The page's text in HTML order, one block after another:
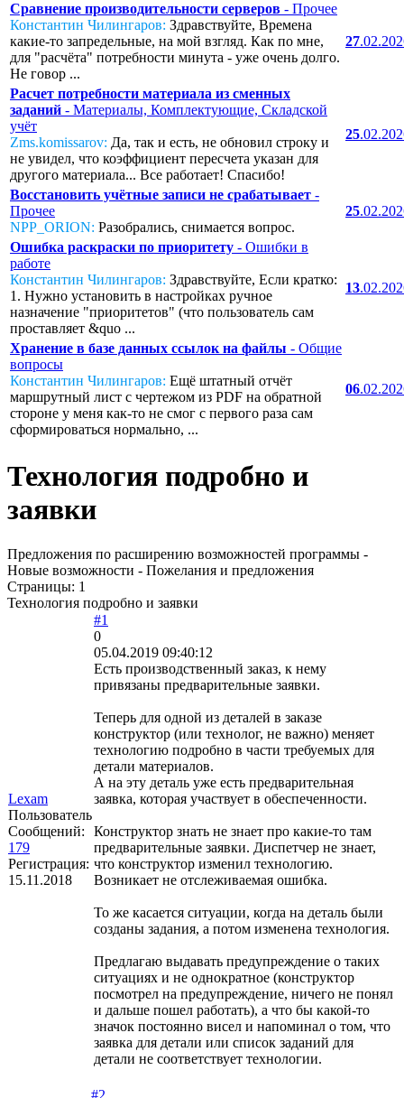
Сравнение производительности серверов - Прочее
Константин Чилингаров: Здравствуйте, Времена
какие-то запредельные, на мой взгляд. Как по мне,
для "расчёта" потребности минута - уже очень долго.
Не говор ...
27
Расчет потребности материала из сменных
заданий - Материалы, Комплектующие, Складской
учёт
Zms.komissarov: Да, так и есть, не обновил строку и
не увидел, что коэффициент пересчета указан для
другого материала... Все работает! Спасибо!
25
Восстановить учётные записи не срабатывает -
Прочее
NPP_ORION: Разобрались, снимается вопрос.
25
Ошибка раскраски по приоритету - Ошибки в
работе
Константин Чилингаров: Здравствуйте, Если кратко:
1. Нужно установить в настройках ручное
назначение "приоритетов" (что пользователь сам
проставляет &quo ...
13
Хранение в базе данных ссылок на файлы - Общие
вопросы
Константин Чилингаров: Ещё штатный отчёт
маршрутный лист с чертежом из PDF на обратной
стороне у меня как-то не смог с первого раза сам
сформироваться нормально, ...
06
Технология подробно и
заявки
Предложения по расширению возможностей программы -
Новые возможности - Пожелания и предложения
Страницы: 1
Технология подробно и заявки
Lexam
Пользователь
Сообщений:
179
Регистрация:
15.11.2018
#1
0
05.04.2019 09:40:12
Есть производственный заказ, к нему
привязаны предварительные заявки.
Теперь для одной из деталей в заказе
конструктор (или технолог, не важно) меняет
технологию подробно в части требуемых для
детали материалов.
А на эту деталь уже есть предварительная
заявка, которая участвует в обеспеченности.
Конструктор знать не знает про какие-то там
предварительные заявки. Диспетчер не знает,
что конструктор изменил технологию.
Возникает не отслеживаемая ошибка.
То же касается ситуации, когда на деталь были
созданы задания, а потом изменена технология.
Предлагаю выдавать предупреждение о таких
ситуациях и не однократное (конструктор
посмотрел на предупреждение, ничего не понял
и дальше пошел работать), а что бы какой-то
значок постоянно висел и напоминал о том, что
заявка для детали или список заданий для
детали не соответствует технологии.
#2